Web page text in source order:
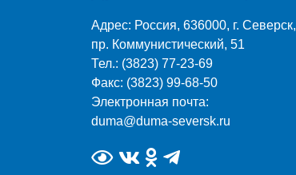
Адрес: Россия, 636000, г. Северск,
пр. Коммунистический, 51
Тел.: (3823) 77-23-69
Факс: (3823) 99-68-50
Электронная почта:
duma@duma-seversk.ru